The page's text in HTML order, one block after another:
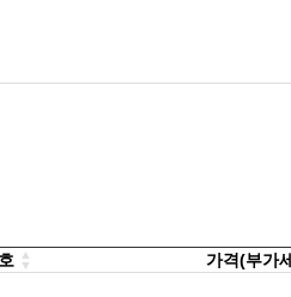
가격(부가